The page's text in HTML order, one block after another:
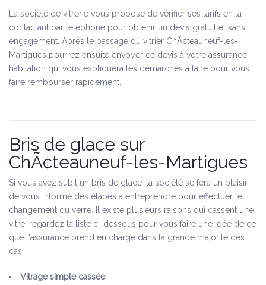
La société de vitrerie vous propose de vérifier ses tarifs en la
contactant par téléphone pour obtenir un devis gratuit et sans
engagement. Après le passage du vitrier ChÃ¢teauneuf-les-
Martigues pourrez ensuite envoyer ce devis à votre assurance
habitation qui vous expliquera les démarches à faire pour vous
faire rembourser rapidement.
Bris de glace sur
ChÃ¢teauneuf-les-Martigues
Si vous avez subit un bris de glace, la société se fera un plaisir
de vous informé des étapes à entreprendre pour effectuer le
changement du verre. Il existe plusieurs raisons qui cassent une
vitre, regardez la liste ci-dessous pour vous faire une idée de ce
que l'assurance prend en charge dans la grande majorité des
cas.
Vitrage simple cassée